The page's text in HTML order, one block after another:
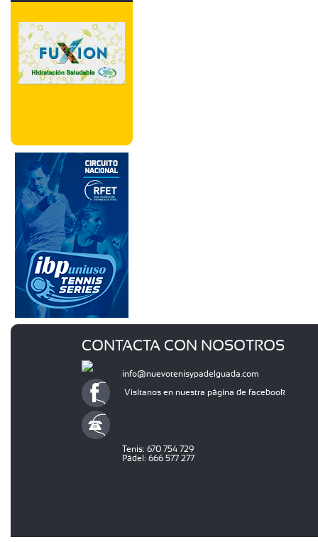
CONTACTA CON NOSOTROS
info@nuevotenisypadelguada.com
Visítanos en nuestra página de facebook
Tenis: 670 754 729
Pádel: 666 577 277